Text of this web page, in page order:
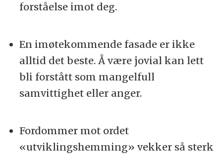
forståelse imot deg.
En imøtekommende fasade er ikke
alltid det beste. Å være jovial kan lett
bli forstått som mangelfull
samvittighet eller anger.
Fordommer mot ordet
«utviklingshemming» vekker så sterk